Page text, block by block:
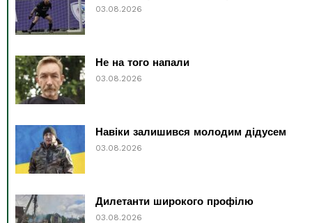
03.08.2026
Не на того напали
03.08.2026
Навіки залишився молодим дідусем
03.08.2026
Дилетанти широкого профілю
03.08.2026